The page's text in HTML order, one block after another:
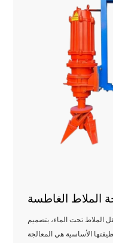
الملاط الغاطسة
تحت الماء، بتصميم
الأساسية هي المعالجة